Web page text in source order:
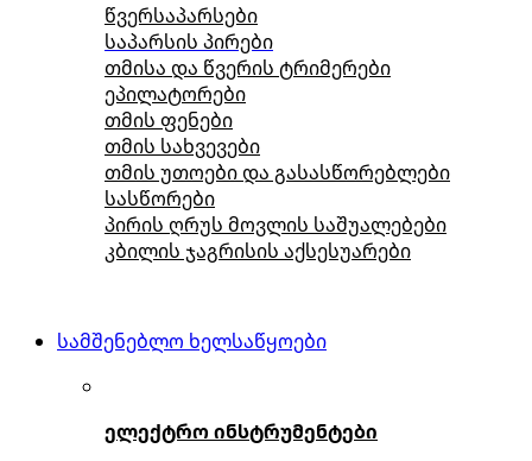
წვერსაპარსები
საპარსის პირები
თმისა და წვერის ტრიმერები
ეპილატორები
თმის ფენები
თმის სახვევები
თმის უთოები და გასასწორებლები
სასწორები
პირის ღრუს მოვლის საშუალებები
კბილის ჯაგრისის აქსესუარები
სამშენებლო ხელსაწყოები
ელექტრო ინსტრუმენტები